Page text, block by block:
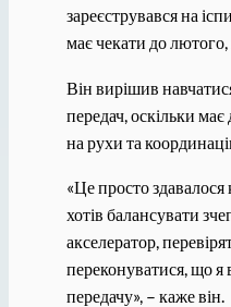
зареєструвався на
має чекати до
Він вирішив
передач, оскільки
на рухи та
«Це просто
хотів балансувати
акселератор,
переконуватися, що
передачу», – каже він.